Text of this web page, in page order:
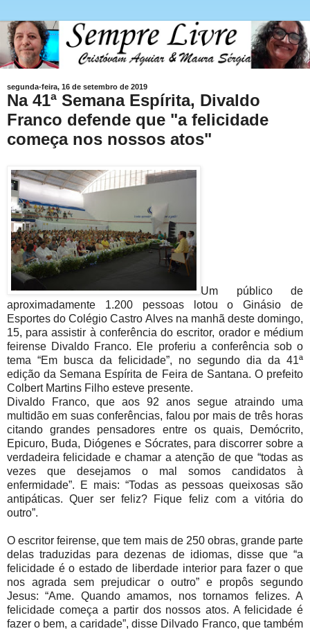
segunda-feira, 16 de setembro de 2019
Na 41ª Semana Espírita, Divaldo
Franco defende que "a felicidade
começa nos nossos atos"
Um público de
aproximadamente 1.200 pessoas lotou o Ginásio de
Esportes do Colégio Castro Alves na manhã deste domingo,
15, para assistir à conferência do escritor, orador e médium
feirense Divaldo Franco. Ele proferiu a conferência sob o
tema “Em busca da felicidade”, no segundo dia da 41ª
edição da Semana Espírita de Feira de Santana. O prefeito
Colbert Martins Filho esteve presente.
Divaldo Franco, que aos 92 anos segue atraindo uma
multidão em suas conferências, falou por mais de três horas
citando grandes pensadores entre os quais, Demócrito,
Epicuro, Buda, Diógenes e Sócrates, para discorrer sobre a
verdadeira felicidade e chamar a atenção de que “todas as
vezes que desejamos o mal somos candidatos à
enfermidade”. E mais: “Todas as pessoas queixosas são
antipáticas. Quer ser feliz? Fique feliz com a vitória do
outro”.
O escritor feirense, que tem mais de 250 obras, grande parte
delas traduzidas para dezenas de idiomas, disse que “a
felicidade é o estado de liberdade interior para fazer o que
nos agrada sem prejudicar o outro” e propôs segundo
Jesus: “Ame. Quando amamos, nos tornamos felizes. A
felicidade começa a partir dos nossos atos. A felicidade é
fazer o bem, a caridade”, disse Dilvado Franco, que também